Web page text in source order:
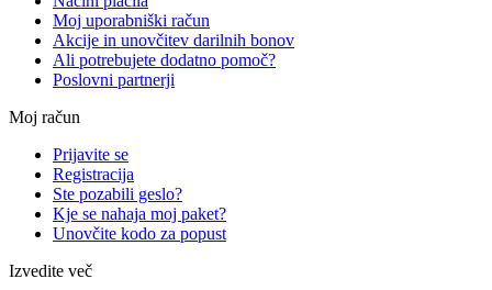
Moj uporabniški račun
Akcije in unovčitev darilnih bonov
Ali potrebujete dodatno pomoč?
Poslovni partnerji
Moj račun
Prijavite se
Registracija
Ste pozabili geslo?
Kje se nahaja moj paket?
Unovčite kodo za popust
Izvedite več